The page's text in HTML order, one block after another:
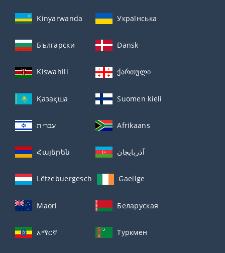
Kinyarwanda Українська
Български Dansk
Kiswahili ქართული
Қазақша Suomen kieli
עברית Afrikaans
Հայերեն آذربايجان
Lëtzebuergesch Gaeilge
Maori Беларуская
አማርኛ Туркмен